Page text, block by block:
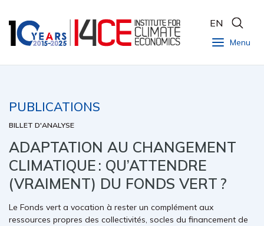
Menu
EN
PUBLICATIONS
BILLET D'ANALYSE
ADAPTATION AU CHANGEMENT
CLIMATIQUE : QU’ATTENDRE
(VRAIMENT) DU FONDS VERT ?
Le Fonds vert a vocation à rester un complément aux
ressources propres des collectivités, socles du financement de